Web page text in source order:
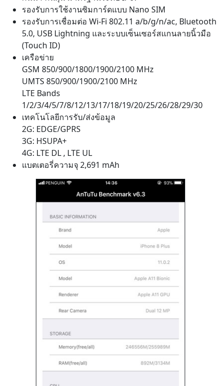
รองรับการใช้งานซิมการ์ดแบบ Nano SIM
รองรับการเชื่อมต่อ Wi-Fi 802.11 a/b/g/n/ac, Bluetooth
5.0, USB Lightning และระบบเซ็นเซอร์สแกนลายนิ้วมือ
(Touch ID)
เครือข่าย
GSM 850/900/1800/1900/2100 MHz
UMTS 850/900/1900/2100 MHz
LTE Bands
1/2/3/4/5/7/8/12/13/17/18/19/20/25/26/28/29/30
เทคโนโลยีการรับ/ส่งข้อมูล
2G: EDGE/GPRS
3G: HSUPA+
4G: LTE DL , LTE UL
แบตเตอรี่ความจุ 2,691 mAh